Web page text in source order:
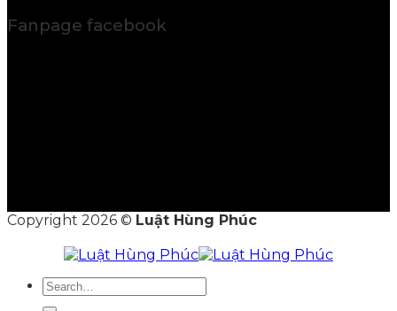
Fanpage facebook
Copyright 2026 © Luật Hùng Phúc